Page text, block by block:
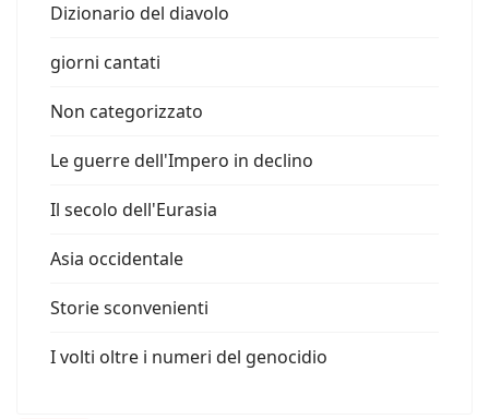
Dizionario del diavolo
giorni cantati
Non categorizzato
Le guerre dell'Impero in declino
Il secolo dell'Eurasia
Asia occidentale
Storie sconvenienti
I volti oltre i numeri del genocidio